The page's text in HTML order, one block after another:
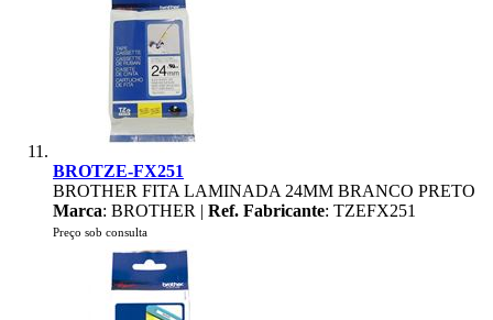
BROTZE-FX251
BROTHER FITA LAMINADA 24MM BRANCO PRETO
Marca: BROTHER | Ref. Fabricante: TZEFX251
Preço sob consulta